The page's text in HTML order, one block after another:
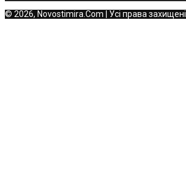
© 2026, Novostimira.Com | Усі права захищені